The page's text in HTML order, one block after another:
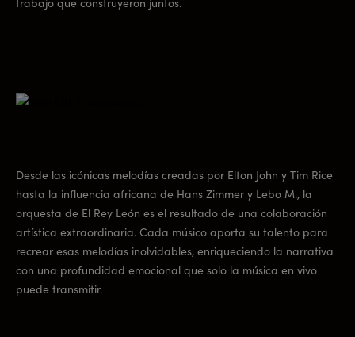
Desde las icónicas melodías creadas por Elton John y Tim Rice
hasta la influencia africana de Hans Zimmer y Lebo M., la
orquesta de El Rey León es el resultado de una colaboración
artística extraordinaria. Cada músico aporta su talento para
recrear esas melodías inolvidables, enriqueciendo la narrativa
con una profundidad emocional que solo la música en vivo
puede transmitir.